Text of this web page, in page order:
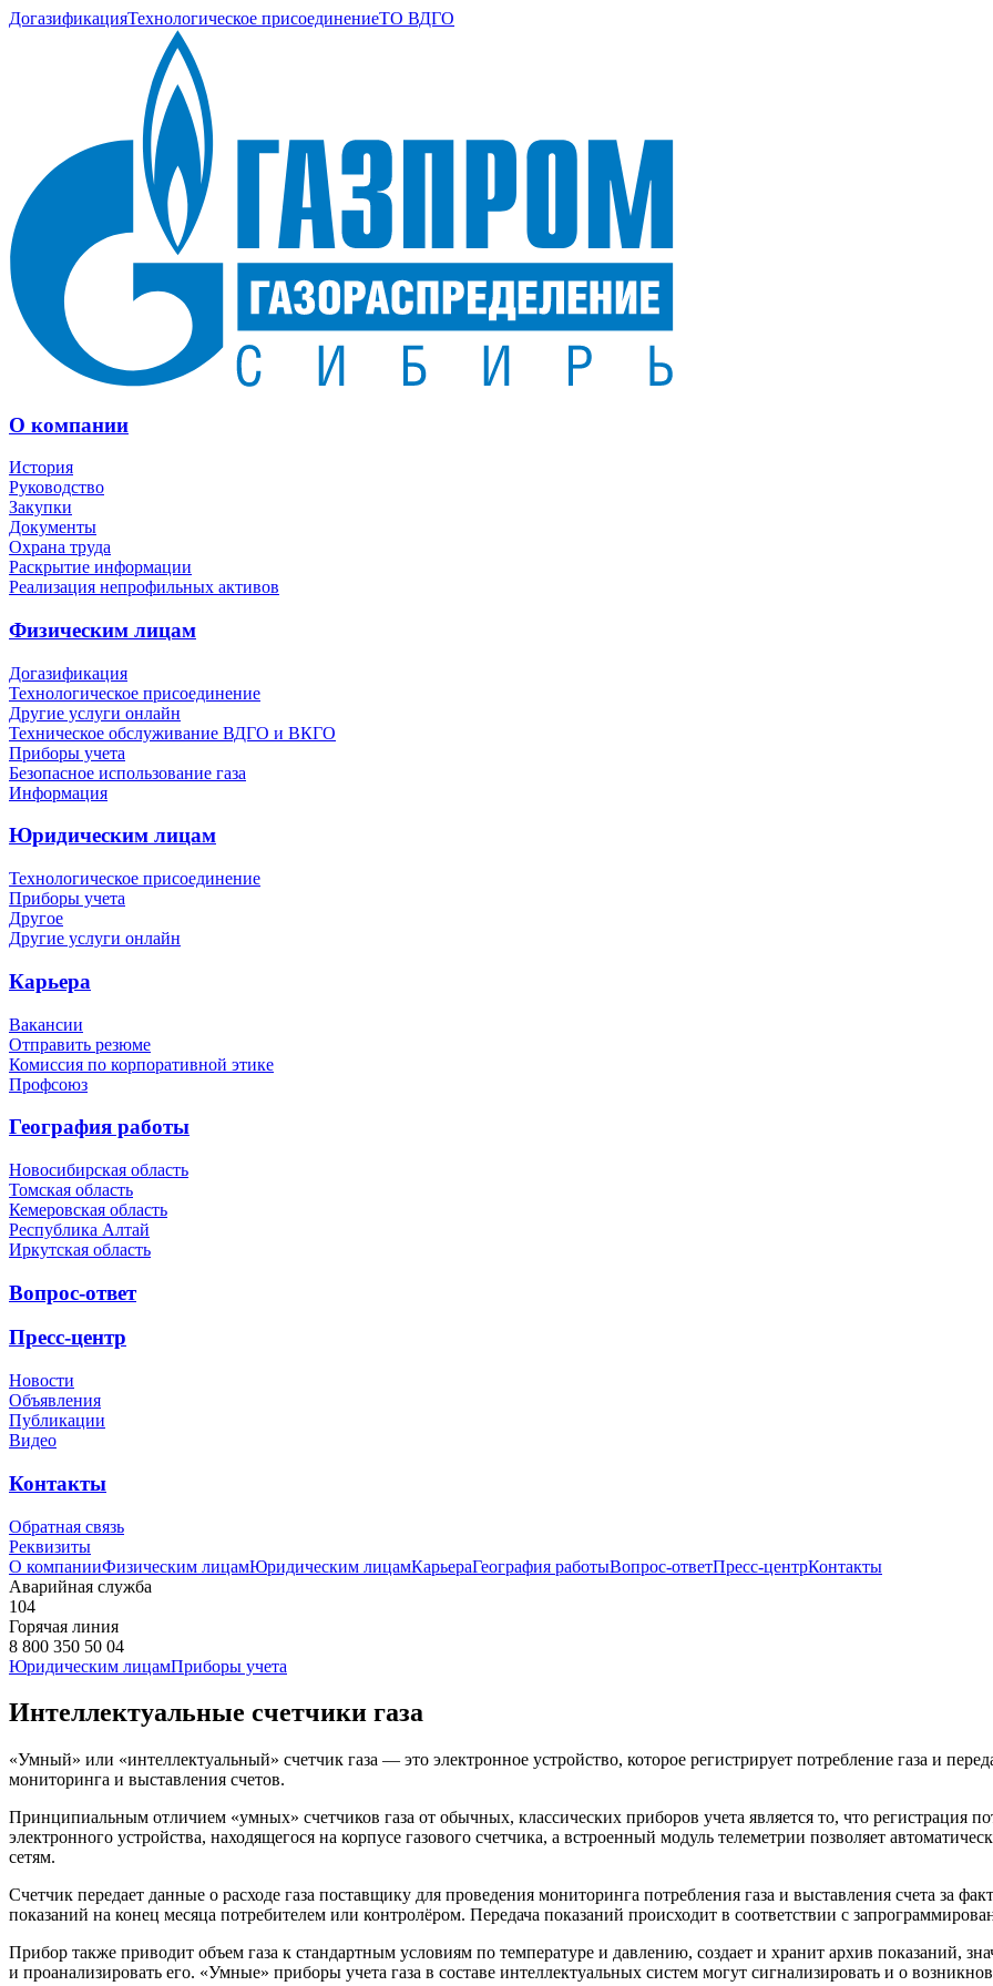
ДогазификацияТехнологическое присоединениеТО ВДГО
О компании
История
Руководство
Закупки
Документы
Охрана труда
Раскрытие информации
Реализация непрофильных активов
Физическим лицам
Догазификация
Технологическое присоединение
Другие услуги онлайн
Техническое обслуживание ВДГО и ВКГО
Приборы учета
Безопасное использование газа
Информация
Юридическим лицам
Технологическое присоединение
Приборы учета
Другое
Другие услуги онлайн
Карьера
Вакансии
Отправить резюме
Комиссия по корпоративной этике
Профсоюз
География работы
Новосибирская область
Томская область
Кемеровская область
Республика Алтай
Иркутская область
Вопрос-ответ
Пресс-центр
Новости
Объявления
Публикации
Видео
Контакты
Обратная связь
Реквизиты
О компанииФизическим лицамЮридическим лицамКарьераГеография работыВопрос-ответПресс-центрКонтакты
Аварийная служба
104
Горячая линия
8 800 350 50 04
Юридическим лицамПриборы учета
Интеллектуальные счетчики газа
«Умный» или «интеллектуальный» счетчик газа — это электронное устройство, которое регистрирует потребление газа и
мониторинга и выставления счетов.
Принципиальным отличием «умных» счетчиков газа от обычных, классических приборов учета является то, что регистрация
электронного устройства, находящегося на корпусе газового счетчика, а встроенный модуль телеметрии позволяет
сетям.
Счетчик передает данные о расходе газа поставщику для проведения мониторинга потребления газа и выставления счета за
показаний на конец месяца потребителем или контролёром. Передача показаний происходит в соответствии с
Прибор также приводит объем газа к стандартным условиям по температуре и давлению, создает и хранит архив показаний,
и проанализировать его. «Умные» приборы учета газа в составе интеллектуальных систем могут сигнализировать и о